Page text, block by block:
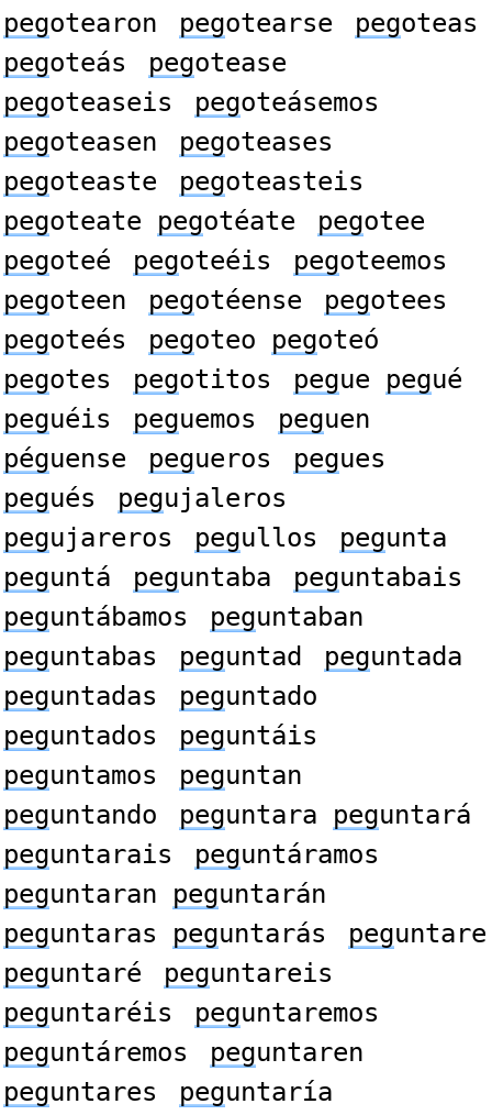
pegotearon pegotearse pegoteas
pegoteás pegotease
pegoteaseis pegoteásemos
pegoteasen pegoteases
pegoteaste pegoteasteis
pegoteate pegotéate pegotee
pegoteé pegoteéis pegoteemos
pegoteen pegotéense pegotees
pegoteés pegoteo pegoteó
pegotes pegotitos pegue pegué
peguéis peguemos peguen
péguense pegueros pegues
pegués pegujaleros
pegujareros pegullos pegunta
peguntá peguntaba peguntabais
peguntábamos peguntaban
peguntabas peguntad peguntada
peguntadas peguntado
peguntados peguntáis
peguntamos peguntan
peguntando peguntara peguntará
peguntarais peguntáramos
peguntaran peguntarán
peguntaras peguntarás peguntare
peguntaré peguntareis
peguntaréis peguntaremos
peguntáremos peguntaren
peguntares peguntaría